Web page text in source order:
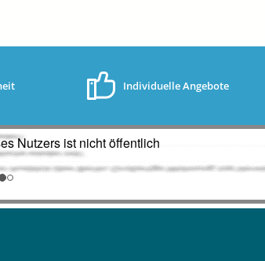
Individuelle Angebote